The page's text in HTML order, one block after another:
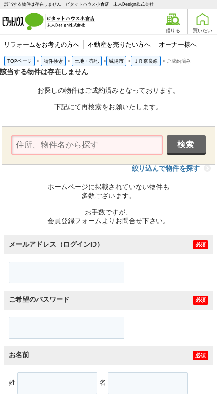
該当する物件は存在しません｜ピタットハウス小倉店 未来Design株式会社
借りる 買いたい
リフォームをお考えの方へ 不動産を売りたい方へ オーナー様へ
TOPページ 物件検索 土地・売地 城陽市 ＪＲ奈良線 ご成約済み
該当する物件は存在しません
お探しの物件はご成約済みとなっております。
下記にて再検索をお願いたします。
絞り込んで物件を探す
ホームページに掲載されていない物件も
多数ございます。
お手数ですが、
会員登録フォームよりお問合せ下さい。
メールアドレス（ログインID） 必須
ご希望のパスワード 必須
お名前 必須
姓 名